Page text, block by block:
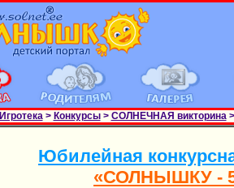
Игротека> Конкурсы> СОЛНЕЧНАЯ викторина>
Юбилейная
«СОЛНЫШКУ -